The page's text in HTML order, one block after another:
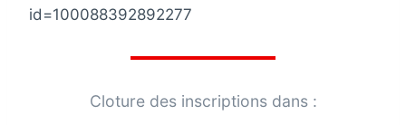
id=100088392892277
Cloture des inscriptions dans :